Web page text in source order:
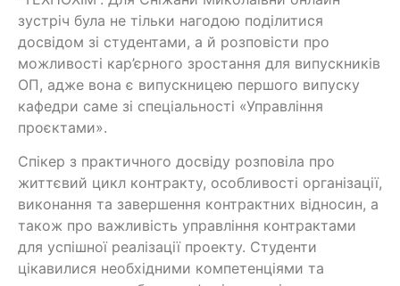
зустріч була не тільки нагодою поділитися
досвідом зі студентами, а й розповісти про
можливості кар’єрного зростання для випускників
ОП, адже вона є випускницею першого випуску
кафедри саме зі спеціальності «Управління
проєктами».
Спікер з практичного досвіду розповіла про
життєвий цикл контракту, особливості організації,
виконання та завершення контрактних відносин, а
також про важливість управління контрактами
для успішної реалізації проекту. Студенти
цікавилися необхідними компетенціями та